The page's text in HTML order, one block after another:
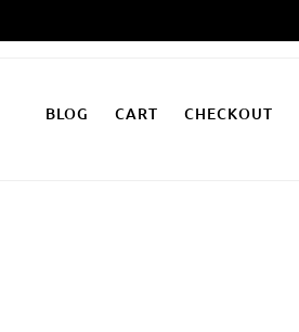
Inhalt
BLOG CART CHECKOUT